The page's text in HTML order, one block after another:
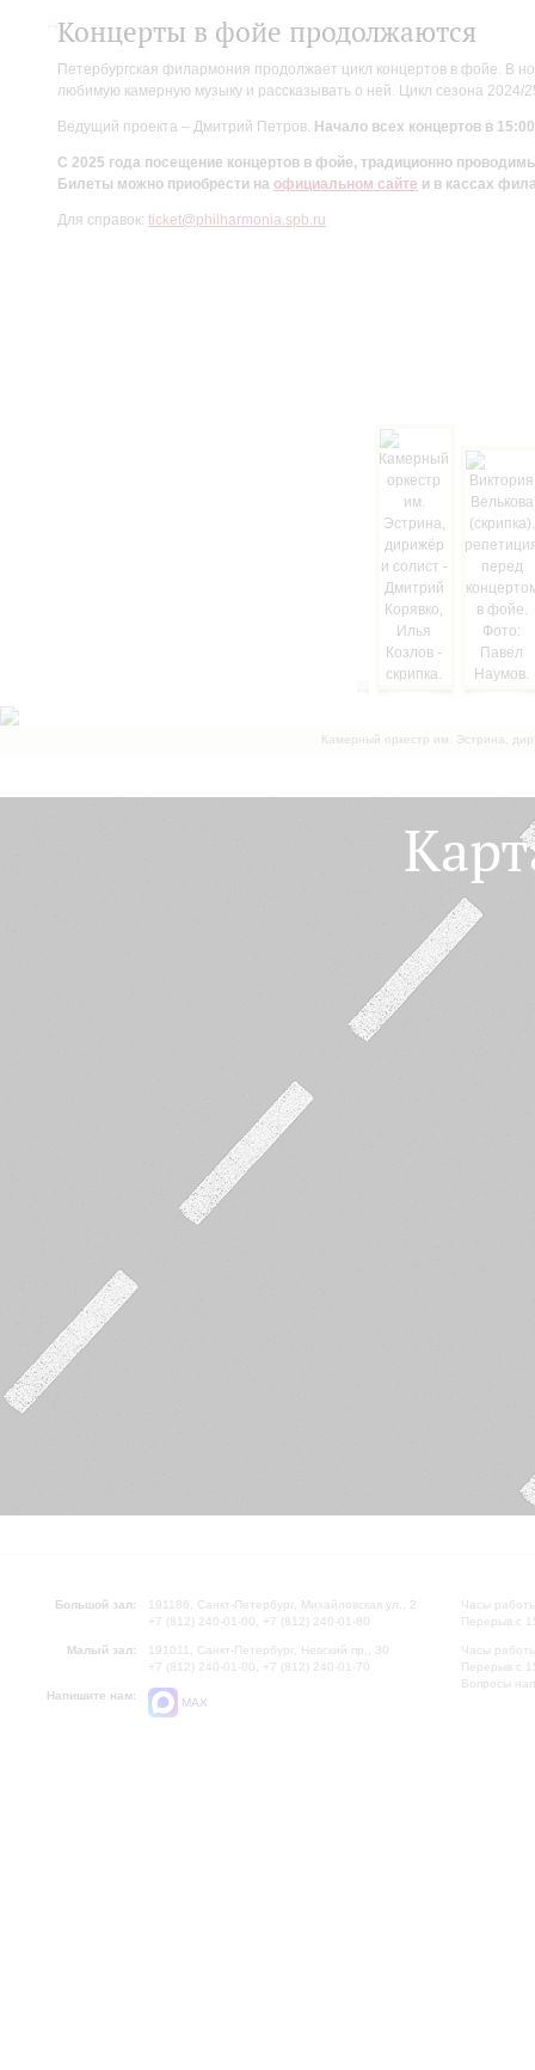
Концерты в фойе продолжаются
Петербургская филармония продолжает цикл концертов в фойе. В
любимую камерную музыку и рассказывать о ней. Цикл сезона
Ведущий проекта – Дмитрий Петров. Начало всех концертов в
С 2025 года посещение концертов в фойе, традиционно
Билеты можно приобрести на официальном сайте и в кассах
Для справок: ticket@philharmonia.spb.ru
Камерный оркестр им. Эстрина,
Большой зал:
191186, Санкт-Петербург, Михайловская ул., 2
+7 (812) 240-01-00, +7 (812) 240-01-80
Малый зал:
191011, Санкт-Петербург, Невский пр., 30
+7 (812) 240-01-00, +7 (812) 240-01-70
Напишите нам:
MAX
Часы
Перерыв с
Часы
Перерыв с
Вопросы